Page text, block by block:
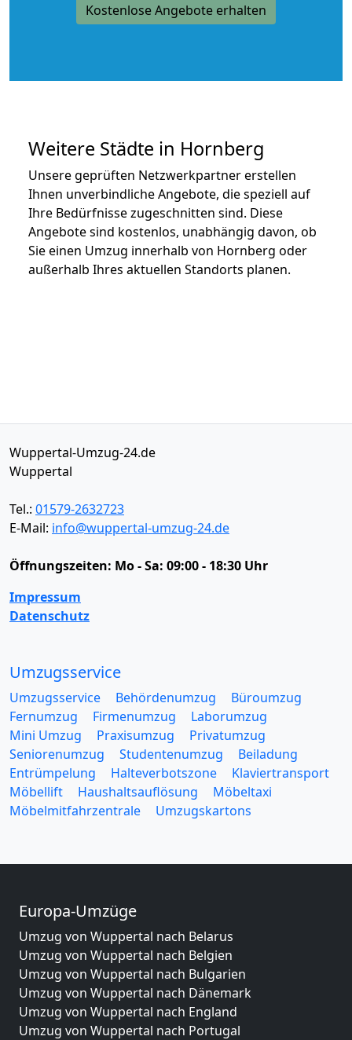
Kostenlose Angebote erhalten
Weitere Städte in Hornberg
Unsere geprüften Netzwerkpartner erstellen
Ihnen unverbindliche Angebote, die speziell auf
Ihre Bedürfnisse zugeschnitten sind. Diese
Angebote sind kostenlos, unabhängig davon, ob
Sie einen Umzug innerhalb von Hornberg oder
außerhalb Ihres aktuellen Standorts planen.
Wuppertal-Umzug-24.de
Wuppertal
Tel.: 01579-2632723
E-Mail: info@wuppertal-umzug-24.de
Öffnungszeiten: Mo - Sa: 09:00 - 18:30 Uhr
Impressum
Datenschutz
Umzugsservice
Umzugsservice Behördenumzug
Büroumzug
Fernumzug
Firmenumzug
Laborumzug
Mini Umzug
Praxisumzug
Privatumzug
Seniorenumzug
Studentenumzug
Beiladung
Entrümpelung
Halteverbotszone
Klaviertransport
Möbellift
Haushaltsauflösung
Möbeltaxi
Möbelmitfahrzentrale
Umzugskartons
Europa-Umzüge
Umzug von Wuppertal nach Belarus
Umzug von Wuppertal nach Belgien
Umzug von Wuppertal nach Bulgarien
Umzug von Wuppertal nach Dänemark
Umzug von Wuppertal nach England
Umzug von Wuppertal nach Portugal